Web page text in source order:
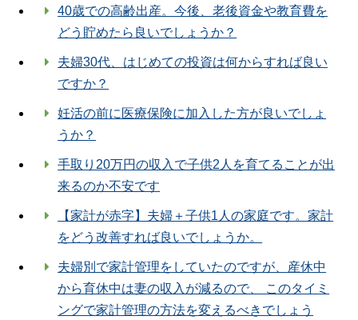
40歳での高齢出産。今後、老後資金や教育費を
どう貯めたら良いでしょうか？
夫婦30代、はじめての投資は何からすれば良い
ですか？
妊活の前に医療保険に加入した方が良いでしょ
うか？
手取り20万円の収入で子供2人を育てることが出
来るのか不安です
【家計が赤字】夫婦＋子供1人の家庭です。家計
をどう改善すれば良いでしょうか。
夫婦別で家計管理をしていたのですが、産休中
から育休中は妻の収入が減るので、 このタイミ
ングで家計管理の方法を変えるべきでしょう